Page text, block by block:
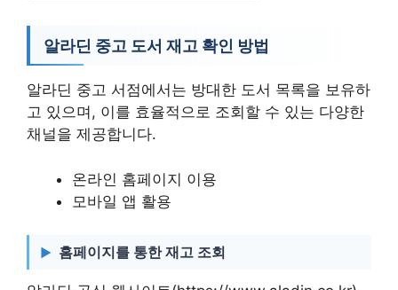
알라딘 중고 도서 재고 확인 방법
알라딘 중고 서점에서는 방대한 도서 목록을 보유하
고 있으며, 이를 효율적으로 조회할 수 있는 다양한
채널을 제공합니다.
온라인 홈페이지 이용
모바일 앱 활용
홈페이지를 통한 재고 조회